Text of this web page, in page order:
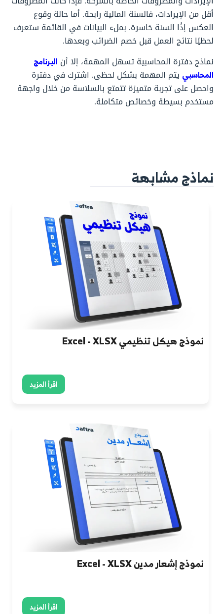
أقل من الإيرادات، فالسنة المالية رابحة. أما حالة وقوع
العكس إذًا السنة خاسرة. بملء البيانات في القائمة ستعرف
لحظيًا نتائج العمل قبل خصم الضرائب وبعدها.
نماذج دفترة المحاسبية تسهل المهمة، إلا أن البرنامج
المحاسبي يتم المهمة بشكل لحظى. اشترك في دفترة
واحصل على تجربة متميزة تتمتع بالسلاسة من خلال واجهة
مستخدم بسيطة وخصائص متكاملة.
نماذج مشابهة
نموذج هيكل تنظيمي Excel - XLSX
اقرأ المزيد
نموذج إشعار مدين Excel - XLSX
اقرأ المزيد